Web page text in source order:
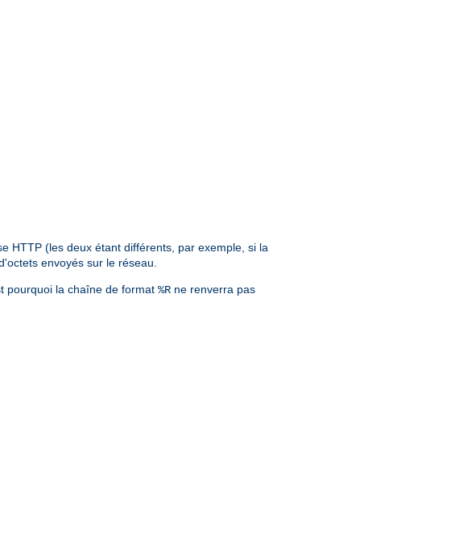
HTTP (les deux étant différents, par exemple, si la
envoyés sur le réseau.
pourquoi la chaîne de format %R ne renverra pas